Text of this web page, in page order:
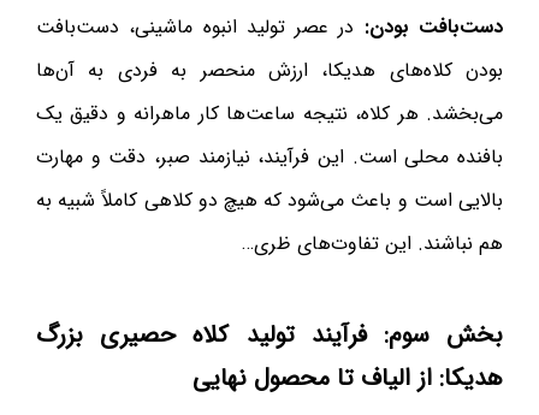
دست‌بافت بودن: در عصر تولید انبوه ماشینی، دست‌بافت
بودن کلاه‌های هدیکا، ارزش منحصر به فردی به آن‌ها
می‌بخشد. هر کلاه، نتیجه ساعت‌ها کار ماهرانه و دقیق یک
بافنده محلی است. این فرآیند، نیازمند صبر، دقت و مهارت
بالایی است و باعث می‌شود که هیچ دو کلاهی کاملاً شبیه به
هم نباشند. این تفاوت‌های ظری…
بخش سوم: فرآیند تولید کلاه حصیری بزرگ
هدیکا: از الیاف تا محصول نهایی